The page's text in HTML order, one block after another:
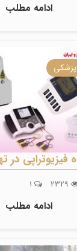
ادامه مطلب
پزشکی
فیزیوتراپی در
ادامه مطلب